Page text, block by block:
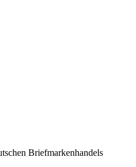
Briefmarkenhandels